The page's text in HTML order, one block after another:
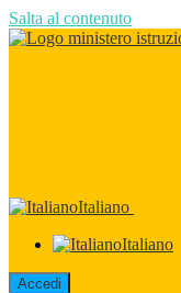
Salta al contenuto
Italiano
Italiano
Accedi